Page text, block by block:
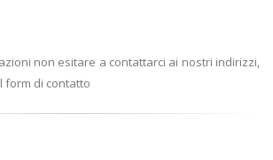
non esitare a contattarci ai nostri indirizzi,
form di contatto